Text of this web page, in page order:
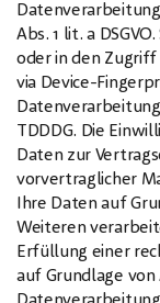
Abs. 1 lit. a
oder in den
via Device-
TDDDG. Die
Daten zur
vorvertraglicher
Ihre Daten auf
Weiteren
Erfüllung einer
auf Grundlage von